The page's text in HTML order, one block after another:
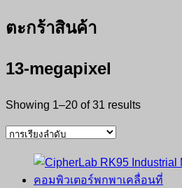
ตะกร้าสินค้า
13-megapixel
Showing 1–20 of 31 results